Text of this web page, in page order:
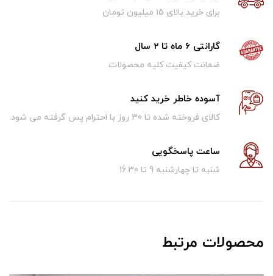
برای خرید بالای ۱5 میلیون تومان
گارانتی 6 ماه تا 2 سال
ضمانت کیفیت کلیه محصولات
آسوده خاطر خرید کنید
کالای فروخته شده تا 30 روز با احترام پس گرفته می شود.
ساعت پاسخگویی
شنبه تا چهارشنبه 9 تا 16.30
محصولات مرتبط